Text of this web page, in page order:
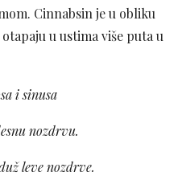
Cinnabsin je u obliku
u ustima više puta u
i sinusa
nozdrvu.
leve nozdrve.